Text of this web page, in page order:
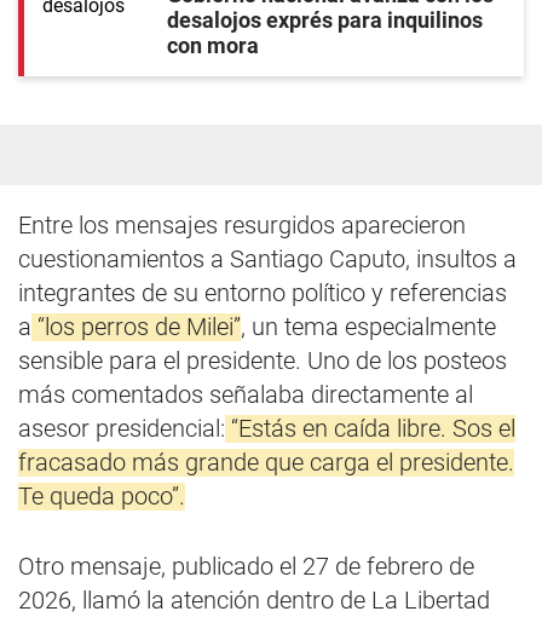
desalojos exprés para inquilinos
con mora
Entre los mensajes resurgidos aparecieron
cuestionamientos a Santiago Caputo, insultos a
integrantes de su entorno político y referencias
a “los perros de Milei”, un tema especialmente
sensible para el presidente. Uno de los posteos
más comentados señalaba directamente al
asesor presidencial: “Estás en caída libre. Sos el
fracasado más grande que carga el presidente.
Te queda poco”.
Otro mensaje, publicado el 27 de febrero de
2026, llamó la atención dentro de La Libertad